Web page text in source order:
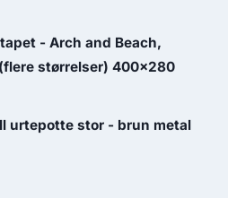
- Arch and Beach,
størrelser) 400x280
urtepotte stor - brun metal